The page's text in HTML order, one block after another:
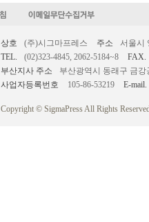
상호 (주)시그마프레스 주소
서울시
TEL.
(02)323-4845, 2062-5184~8
FAX.
부산지사 주소
부산광역시 동래구 금강
사업자등록번호
105-86-53219 E-mail.
Copyright © SigmaPress All Rights